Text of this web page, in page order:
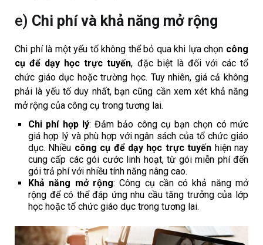
e) Chi phí và khả năng mở rộng
Chi phí là một yếu tố không thể bỏ qua khi lựa chọn công
cụ để dạy học trực tuyến, đặc biệt là đối với các tổ
chức giáo dục hoặc trường học. Tuy nhiên, giá cả không
phải là yếu tố duy nhất, bạn cũng cần xem xét khả năng
mở rộng của công cụ trong tương lai.
Chi phí hợp lý: Đảm bảo công cụ bạn chọn có mức
giá hợp lý và phù hợp với ngân sách của tổ chức giáo
dục. Nhiều công cụ để dạy học trực tuyến hiện nay
cung cấp các gói cước linh hoạt, từ gói miễn phí đến
gói trả phí với nhiều tính năng nâng cao.
Khả năng mở rộng: Công cụ cần có khả năng mở
rộng để có thể đáp ứng nhu cầu tăng trưởng của lớp
học hoặc tổ chức giáo dục trong tương lai.